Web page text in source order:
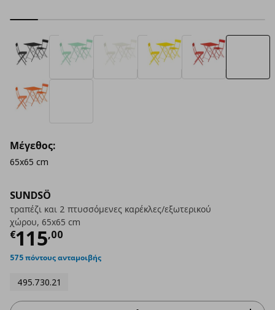
SUNDSÖ
τραπέζι και 2 πτυσσόμενες καρέκλες/εξωτερικού
χώρου, 65x65 cm
€115,00
Τρέχουσα τιμή
575 πόντους ανταμοιβής
495.730.21
Μέγεθος:
65x65 cm